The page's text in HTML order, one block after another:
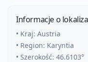
Informacje o
• Kraj: Austria
• Region: Karyntia
• Szerokość: 46.6103°